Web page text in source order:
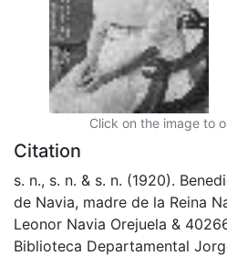
Click on the image to
Citation
s. n., s. n. & s. n. (1920).
de Navia, madre de la Reina
Leonor Navia Orejuela &
Biblioteca Departamental